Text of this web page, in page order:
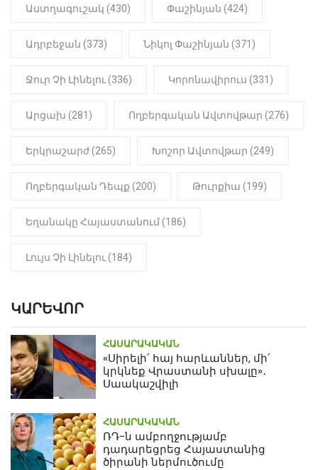
ԻՐԱԴԱՐՁԱՅԻՆ 22:01
մանկապղծության համար
մարմինը
Աստղագուշակ (430) Փաշինյան (424)
Ադրբեջան (373) Նիկոլ Փաշինյան (371)
Ջուր Չի Լինելու (336) Կորոնավիրուս (331)
Արցախ (281) Ողբերգական Ավտովթար (276)
Երկրաշարժ (265) Խոշոր Ավտովթար (249)
Ողբերգական Դեպք (200) Թուրքիա (199)
Եղանակը Հայաստանում (186)
Լույս Չի Լինելու (184)
ԿԱՐԵՎՈՐ
ՀԱՍԱՐԱԿԱԿԱՆ
«Սիրելի՛ հայ հարևաններ, մի՛
կրկնեք Վրաստանի սխալը»․
Սաակաշվիլի
ՀԱՍԱՐԱԿԱԿԱՆ
ՌԴ-ն ամբողջությամբ
դադարեցրեց Հայաստանից
ծիրանի ներմուծումը